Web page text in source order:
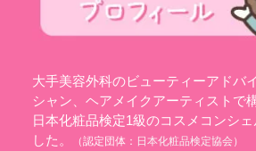
大手美容外科のビューティーアドバ
シャン、ヘアメイクアーティストで
日本化粧品検定1級のコスメコンシ
した。
（認定団体： 日本化粧品検定協会）